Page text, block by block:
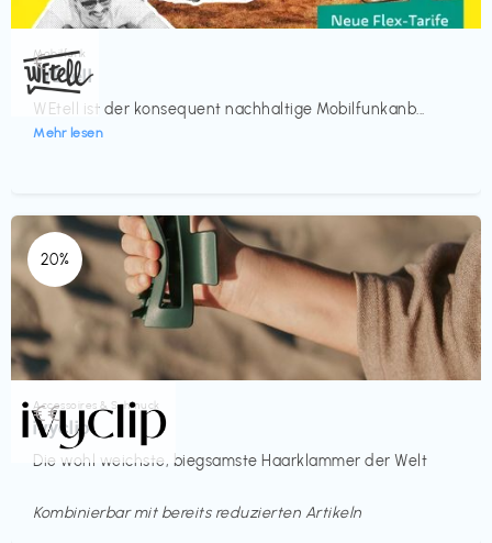
Mobilfunk
WEtell
WEtell ist der konsequent nachhaltige Mobilfunkanb...
Mehr lesen
€‎
20%
Accessoires & Schmuck
ivyclip
Die wohl weichste, biegsamste Haarklammer der Welt
€€‎
Kombinierbar mit bereits reduzierten Artikeln